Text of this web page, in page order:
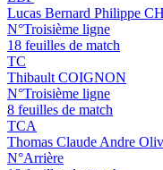
Lucas Bernard Philippe
N°Troisième ligne
18 feuilles de match
TC
Thibault COIGNON
N°Troisième ligne
8 feuilles de match
TCA
Thomas Claude Andre
N°Arrière